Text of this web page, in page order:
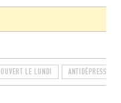
OUVERT LE LUNDI ANTIDÉPRESSEUR